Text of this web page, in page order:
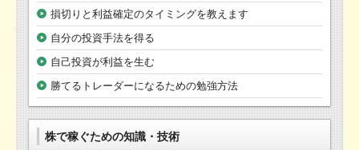
損切りと利益確定のタイミングを教えます
自分の投資手法を得る
自己投資が利益を生む
勝てるトレーダーになるための勉強方法
株で稼ぐための知識・技術